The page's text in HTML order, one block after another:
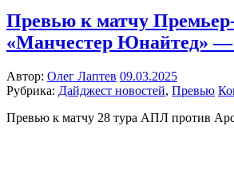
Превью к матчу
«Манчестер Юнайтед» —
Автор: Олег Лаптев 09.03.2025
Рубрика: Дайджест новостей, Превью
Превью к матчу 28 тура АПЛ против